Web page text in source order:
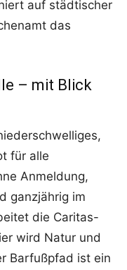
auf städtischer
das
– mit Blick
für alle
Anmeldung,
ganzjährig im
die Caritas-
wird Natur und
Barfußpfad ist ein